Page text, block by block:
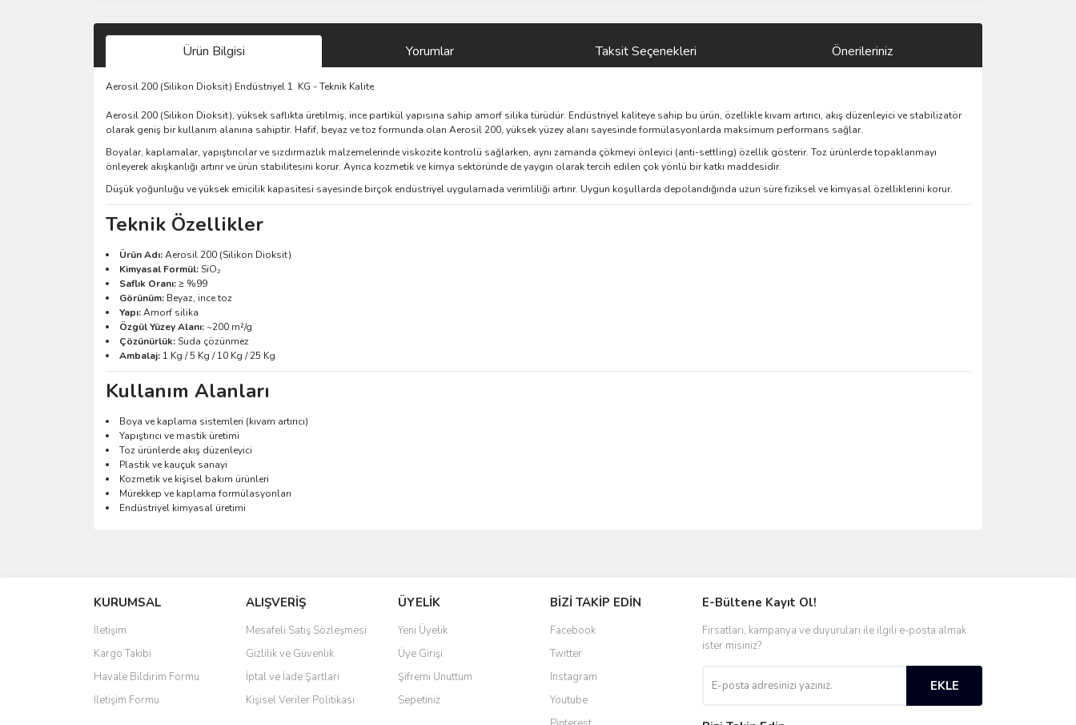
Ürün Bilgisi Yorumlar Taksit Seçenekleri Önerileriniz
Aerosil 200 (Silikon Dioksit) Endüstriyel 1 KG - Teknik Kalite
Aerosil 200 (Silikon Dioksit), yüksek saflıkta üretilmiş, ince partikül yapısına sahip amorf silika türüdür. Endüstriyel kaliteye sahip bu ürün, özellikle kıvam artırıcı, akış düzenleyici ve stabilizatör
olarak geniş bir kullanım alanına sahiptir. Hafif, beyaz ve toz formunda olan Aerosil 200, yüksek yüzey alanı sayesinde formülasyonlarda maksimum performans sağlar.
Boyalar, kaplamalar, yapıştırıcılar ve sızdırmazlık malzemelerinde viskozite kontrolü sağlarken, aynı zamanda çökmeyi önleyici (anti-settling) özellik gösterir. Toz ürünlerde topaklanmayı
önleyerek akışkanlığı artırır ve ürün stabilitesini korur. Ayrıca kozmetik ve kimya sektöründe de yaygın olarak tercih edilen çok yönlü bir katkı maddesidir.
Düşük yoğunluğu ve yüksek emicilik kapasitesi sayesinde birçok endüstriyel uygulamada verimliliği artırır. Uygun koşullarda depolandığında uzun süre fiziksel ve kimyasal özelliklerini korur.
Teknik Özellikler
Ürün Adı:Aerosil 200 (Silikon Dioksit)
Kimyasal Formül:SiO₂
Saflık Oranı:≥ %99
Görünüm: Beyaz, ince toz
Yapı:Amorf silika
Özgül Yüzey Alanı:~200 m²/g
Çözünürlük:Suda çözünmez
Ambalaj: 1 Kg / 5 Kg / 10 Kg / 25 Kg
Kullanım Alanları
Boya ve kaplama sistemleri (kıvam artırıcı)
Yapıştırıcı ve mastik üretimi
Toz ürünlerde akış düzenleyici
Plastik ve kauçuk sanayi
Kozmetik ve kişisel bakım ürünleri
Mürekkep ve kaplama formülasyonları
Endüstriyel kimyasal üretimi
Ürün resmi kalitesiz, bozuk veya görüntülenemiyor.
Ürün açıklamasında eksik bilgiler bulunuyor.
Ürün bilgilerinde hatalar bulunuyor.
Ürün fiyatı diğer sitelerden daha pahalı.
Bu ürüne benzer farklı alternatifler olmalı.
KURUMSAL
İletişim
Kargo Takibi
Havale Bildirim Formu
İletişim Formu
ALIŞVERİŞ
Mesafeli Satış Sözleşmesi
Gizlilik ve Güvenlik
İptal ve İade Şartları
Kişisel Veriler Politikası
ÜYELİK
Yeni Üyelik
Üye Girişi
Şifremi Unuttum
Sepetiniz
BİZİ TAKİP EDİN
Facebook
Twitter
Instagram
Youtube
E-Bültene Kayıt Ol!
Fırsatları, kampanya ve duyuruları ile ilgili e-posta almak
ister misiniz?
EKLE